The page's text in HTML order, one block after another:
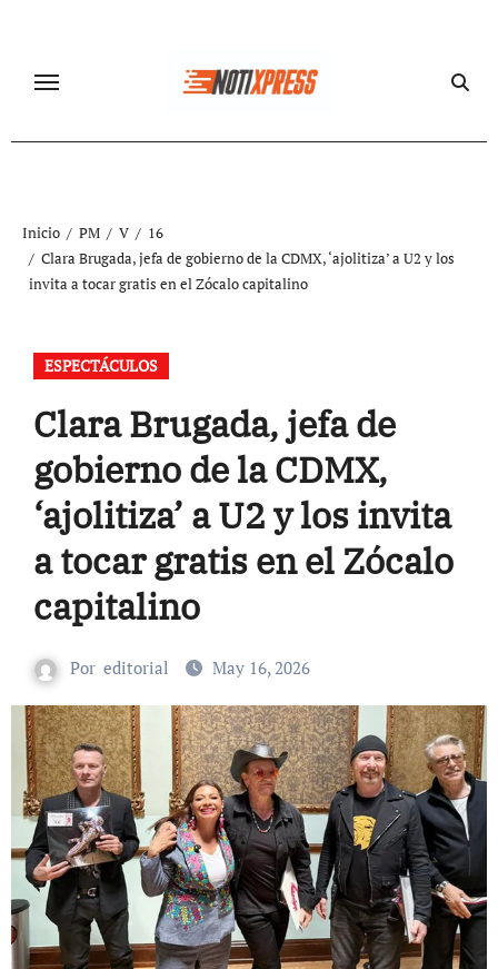
contenido
Inicio PM V
16
Clara Brugada, jefa de gobierno de la CDMX, ‘ajolitiza’ a U2 y los
invita a tocar gratis en el Zócalo capitalino
ESPECTÁCULOS
Clara Brugada, jefa de
gobierno de la CDMX,
‘ajolitiza’ a U2 y los invita
a tocar gratis en el Zócalo
capitalino
Por editorial May 16, 2026